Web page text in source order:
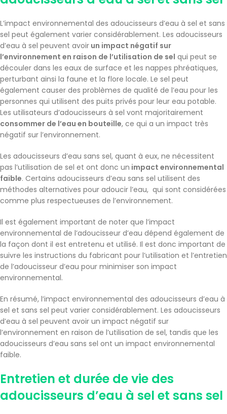
L’impact environnemental des adoucisseurs d’eau à sel et sans
sel peut également varier considérablement. Les adoucisseurs
d’eau à sel peuvent avoir un impact négatif sur
l’environnement en raison de l’utilisation de sel qui peut se
découler dans les eaux de surface et les nappes phréatiques,
perturbant ainsi la faune et la flore locale. Le sel peut
également causer des problèmes de qualité de l’eau pour les
personnes qui utilisent des puits privés pour leur eau potable.
Les utilisateurs d’adoucisseurs à sel vont majoritairement
consommer de l’eau en bouteille, ce qui a un impact très
négatif sur l’environnement.
Les adoucisseurs d’eau sans sel, quant à eux, ne nécessitent
pas l’utilisation de sel et ont donc un impact environnemental
faible. Certains adoucisseurs d’eau sans sel utilisent des
méthodes alternatives pour adoucir l’eau, qui sont considérées
comme plus respectueuses de l’environnement.
Il est également important de noter que l’impact
environnemental de l’adoucisseur d’eau dépend également de
la façon dont il est entretenu et utilisé. Il est donc important de
suivre les instructions du fabricant pour l’utilisation et l’entretien
de l’adoucisseur d’eau pour minimiser son impact
environnemental.
En résumé, l’impact environnemental des adoucisseurs d’eau à
sel et sans sel peut varier considérablement. Les adoucisseurs
d’eau à sel peuvent avoir un impact négatif sur
l’environnement en raison de l’utilisation de sel, tandis que les
adoucisseurs d’eau sans sel ont un impact environnemental
faible.
Entretien et durée de vie des
adoucisseurs d’eau à sel et sans sel